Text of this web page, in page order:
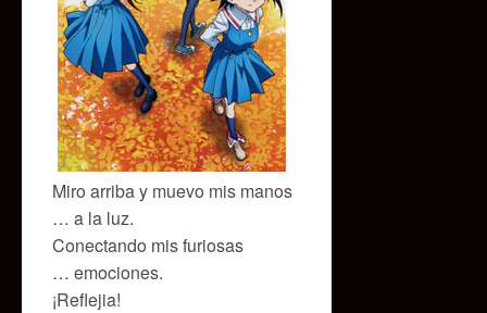
Miro arriba y muevo mis manos
… a la luz.
Conectando mis furiosas
… emociones.
¡Reflejia!